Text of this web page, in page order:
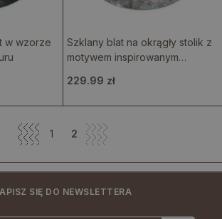
w wzorze
Szklany blat na okrągły stolik z
motywem inspirowanym
229.99 zł
1 2
SIĘ DO NEWSLETTERA